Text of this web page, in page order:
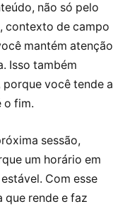
não só pelo
contexto de campo
mantém atenção
Isso também
você tende a
o fim.
sessão,
um horário em
Com esse
que rende e faz